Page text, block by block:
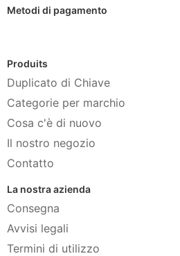
Metodi di pagamento
Produits
Duplicato di Chiave
Categorie per marchio
Cosa c'è di nuovo
Il nostro negozio
Contatto
La nostra azienda
Consegna
Avvisi legali
Termini di utilizzo